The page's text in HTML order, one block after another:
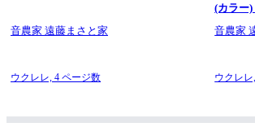
音農家 遠藤まさと家
ウクレレ, 4 ページ数
(カラー)
音農家
ウクレ